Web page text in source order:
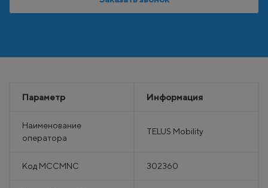
Параметр Информация
Наименование
оператора
TELUS Mobility
Код MCCMNC 302360